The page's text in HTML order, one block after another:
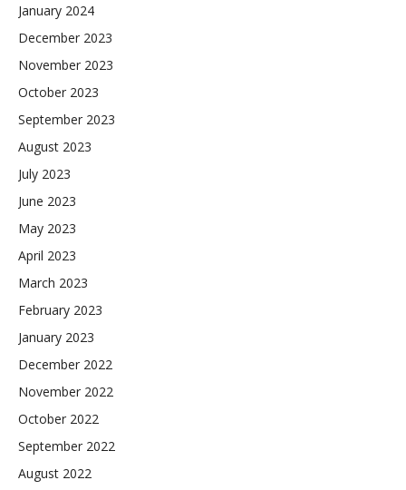
January 2024
December 2023
November 2023
October 2023
September 2023
August 2023
July 2023
June 2023
May 2023
April 2023
March 2023
February 2023
January 2023
December 2022
November 2022
October 2022
September 2022
August 2022